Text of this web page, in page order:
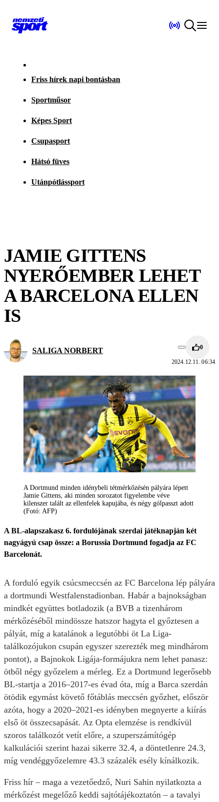
Friss hírek napi bontásban
Sportműsor
Képes Sport
Csupasport
Hátsó füves
Utánpótlássport
JAMIE GITTENS
NYERŐEMBER LEHET
A BARCELONA ELLEN
IS
SALIGA NORBERT 0
2024.12.11. 06:34
A Dortmund minden idénybeli tétmérkőzésén pályára lépett
Jamie Gittens, aki minden sorozatot figyelembe véve
kilenszer talált az ellenfelek kapujába, és négy gólpasszt adott
(Fotó: AFP)
A BL-alapszakasz 6. fordulójának szerdai játéknapján két
nagyágyú csap össze: a Borussia Dortmund fogadja az FC
Barcelonát.
A forduló egyik csúcsmeccsén az FC Barcelona lép pályára
a dortmundi Westfalenstadionban. Habár a bajnokságban
mindkét együttes botladozik (a BVB a tizenhárom
mérkőzéséből mindössze hatszor hagyta el győztesen a
pályát, míg a katalánok a legutóbbi öt La Liga-
találkozójukon csupán egyszer szerezték meg mindhárom
pontot), a Bajnokok Ligája-formájukra nem lehet panasz:
ötből négy győzelem a mérleg. Ez a Dortmund legerősebb
BL-startja a 2016–2017-es évad óta, míg a Barca szerdán
ötödik egymást követő főtáblás meccsén győzhet, először
azóta, hogy a 2020–2021-es idényben megnyerte a kiírás
első öt összecsapását. Az Opta elemzése is rendkívül
szoros találkozót vetít előre, a szuperszámítógép
kalkulációi szerint hazai sikerre 32.4, a döntetlenre 24.3,
míg vendéggyőzelemre 43.3 százalék esély kínálkozik.
Friss hír – maga a vezetőedző, Nuri Sahin nyilatkozta a
mérkőzést megelőző keddi sajtótájékoztatón – a tavalyi